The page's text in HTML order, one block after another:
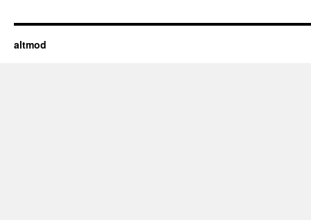
altmod